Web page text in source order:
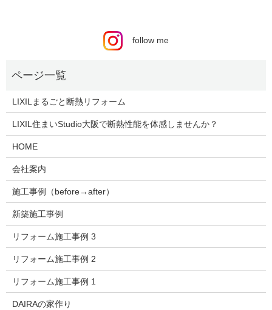
follow me
LIXILまるごと断熱リフォーム
LIXIL住まいStudio大阪で断熱性能を体感しませんか？
HOME
会社案内
施工事例（before→after）
新築施工事例
リフォーム施工事例 3
リフォーム施工事例 2
リフォーム施工事例 1
DAIRAの家作り